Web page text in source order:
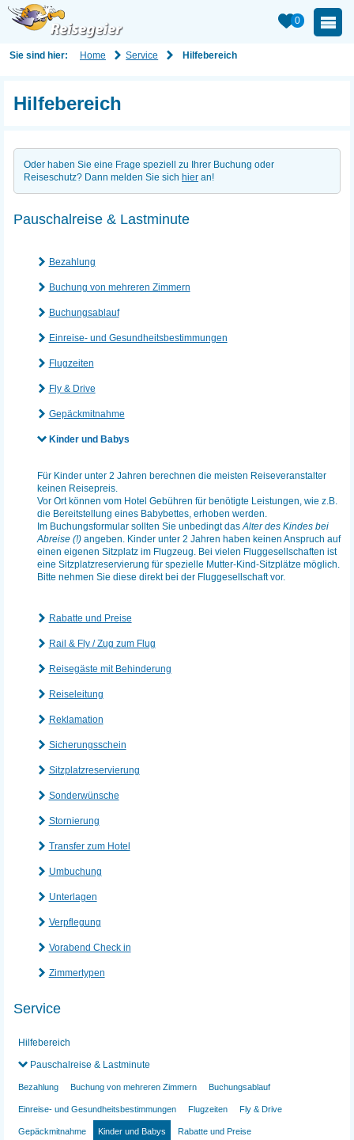
0
Sie sind hier: Home Service Hilfebereich
Hilfebereich
Oder haben Sie eine Frage speziell zu Ihrer Buchung oder
Reiseschutz? Dann melden Sie sich hier an!
Pauschalreise & Lastminute
Bezahlung
Buchung von mehreren Zimmern
Buchungsablauf
Einreise- und Gesundheitsbestimmungen
Flugzeiten
Fly & Drive
Gepäckmitnahme
Kinder und Babys
Für Kinder unter 2 Jahren berechnen die meisten Reiseveranstalter
keinen Reisepreis.
Vor Ort können vom Hotel Gebühren für benötigte Leistungen, wie z.B.
die Bereitstellung eines Babybettes, erhoben werden.
Im Buchungsformular sollten Sie unbedingt dasAlter des Kindes bei
Abreise (!)angeben. Kinder unter 2 Jahren haben keinen Anspruch auf
einen eigenen Sitzplatz im Flugzeug. Bei vielen Fluggesellschaften ist
eine Sitzplatzreservierung für spezielle Mutter-Kind-Sitzplätze möglich.
Bitte nehmen Sie diese direkt bei der Fluggesellschaft vor.
Rabatte und Preise
Rail & Fly / Zug zum Flug
Reisegäste mit Behinderung
Reiseleitung
Reklamation
Sicherungsschein
Sitzplatzreservierung
Sonderwünsche
Stornierung
Transfer zum Hotel
Umbuchung
Unterlagen
Verpflegung
Vorabend Check in
Zimmertypen
Service
Hilfebereich
Pauschalreise & Lastminute
Bezahlung Buchung von mehreren Zimmern Buchungsablauf
Einreise- und Gesundheitsbestimmungen Flugzeiten Fly & Drive
Gepäckmitnahme Kinder und Babys Rabatte und Preise